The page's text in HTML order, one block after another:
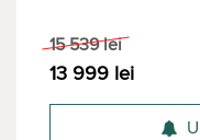
15 539 lei
13 999 lei